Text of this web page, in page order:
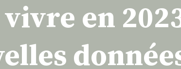
en